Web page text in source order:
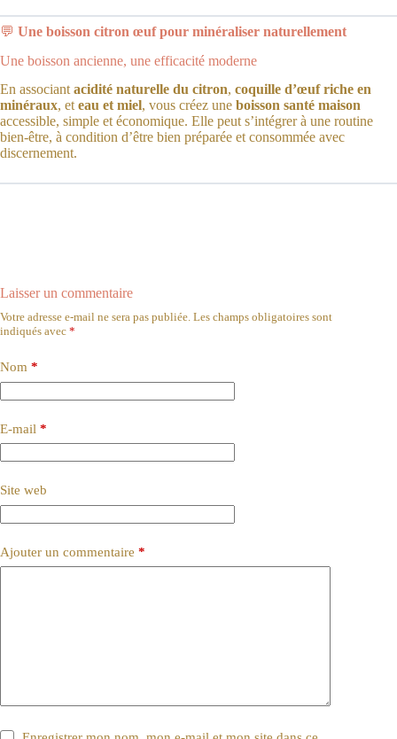
💬 Une boisson citron œuf pour minéraliser naturellement
Une boisson ancienne, une efficacité moderne
En associantacidité naturelle du citron, coquille d’œuf riche en
minéraux, eteau et miel, vous créez une boisson santé maison
accessible, simple et économique. Elle peut s’intégrer à une routine
bien-être, à condition d’être bien préparée et consommée avec
discernement.
Laisser un commentaire
Votre adresse e-mail ne sera pas publiée. Les champs obligatoires sont
indiqués avec *
Nom *
E-mail *
Site web
Ajouter un commentaire *